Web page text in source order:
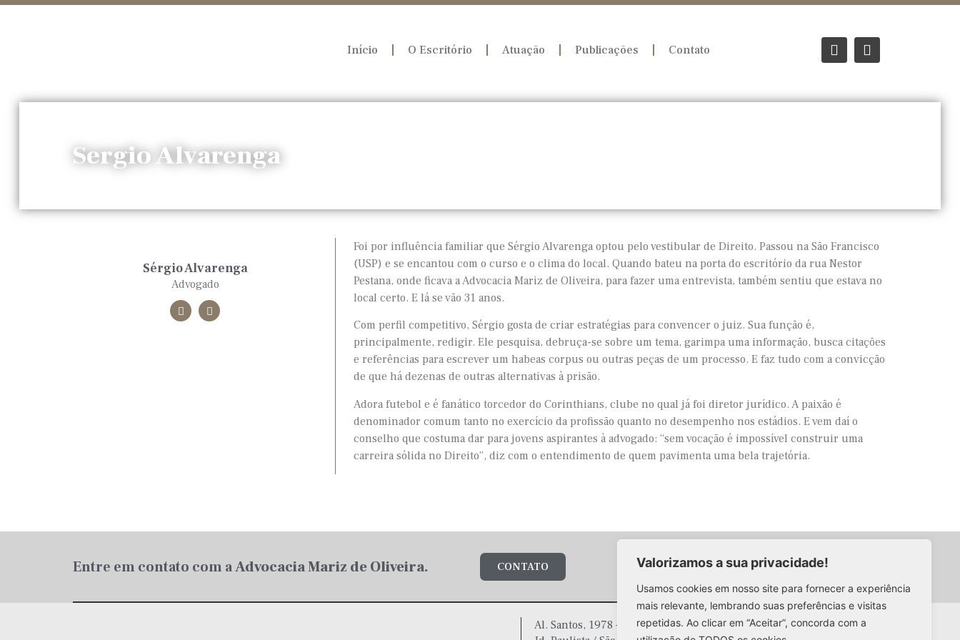
Valorizamos a sua privacidade!
Usamos cookies em nosso site para fornecer a experiência
mais relevante, lembrando suas preferências e visitas
repetidas. Ao clicar em “Aceitar”, concorda com a
Início O Escritório Atuação Publicações Contato
Sergio Alvarenga
Sérgio Alvarenga
Advogado
Foi por influência familiar que Sérgio Alvarenga optou pelo vestibular de Direito. Passou na São Francisco
(USP) e se encantou com o curso e o clima do local. Quando bateu na porta do escritório da rua Nestor
Pestana, onde ficava a Advocacia Mariz de Oliveira, para fazer uma entrevista, também sentiu que estava no
local certo. E lá se vão 31 anos.
Com perfil competitivo, Sérgio gosta de criar estratégias para convencer o juiz. Sua função é,
principalmente, redigir. Ele pesquisa, debruça-se sobre um tema, garimpa uma informação, busca citações
e referências para escrever um habeas corpus ou outras peças de um processo. E faz tudo com a convicção
de que há dezenas de outras alternativas à prisão.
Adora futebol e é fanático torcedor do Corinthians, clube no qual já foi diretor jurídico. A paixão é
denominador comum tanto no exercício da profissão quanto no desempenho nos estádios. E vem daí o
conselho que costuma dar para jovens aspirantes à advogado: “sem vocação é impossível construir uma
carreira sólida no Direito”, diz com o entendimento de quem pavimenta uma bela trajetória.
Entre em contato com aAdvocacia Mariz de Oliveira. CONTATO
Al. Santos, 1978 – 5º andar